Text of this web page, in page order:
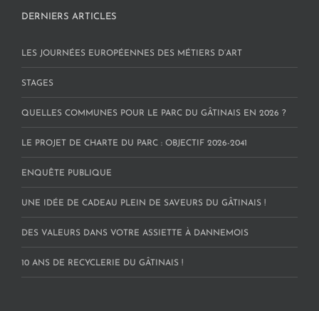
DERNIERS ARTICLES
LES JOURNÉES EUROPÉENNES DES MÉTIERS D’ART
STAGES
QUELLES COMMUNES POUR LE PARC DU GÂTINAIS EN 2026 ?
LE PROJET DE CHARTE DU PARC : OBJECTIF 2026-2041
ENQUÊTE PUBLIQUE
UNE IDÉE DE CADEAU PLEIN DE SAVEURS DU GÂTINAIS !
DES VALEURS DANS VOTRE ASSIETTE À DANNEMOIS
10 ANS DE RECYCLERIE DU GÂTINAIS !